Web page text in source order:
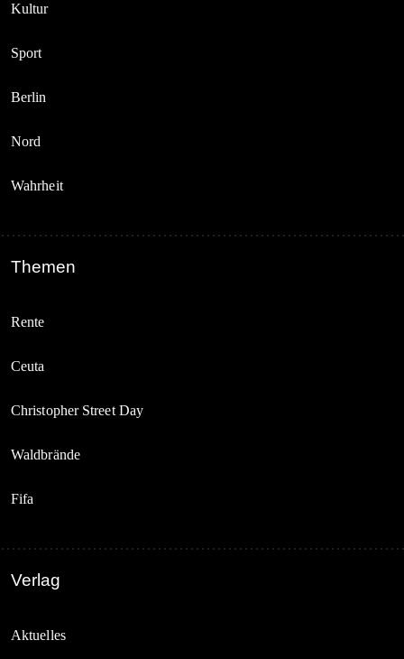
Kultur
Sport
Berlin
Nord
Wahrheit
Themen
Rente
Ceuta
Christopher Street Day
Waldbrände
Fifa
Verlag
Aktuelles